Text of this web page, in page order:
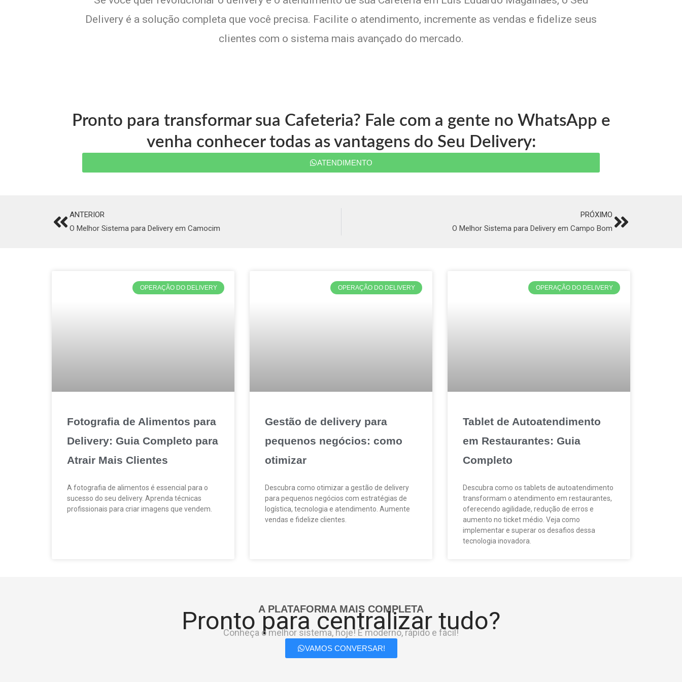
Delivery é a solução completa que você precisa. Facilite o atendimento, incremente as vendas e fidelize seus
clientes com o sistema mais avançado do mercado.
Pronto para transformar sua Cafeteria? Fale com a gente no WhatsApp e
venha conhecer todas as vantagens do Seu Delivery:
ATENDIMENTO
PrevANTERIOR
O Melhor Sistema para Delivery em Camocim
PRÓXIMO
O Melhor Sistema para Delivery em Campo Bom Next
OPERAÇÃO DO DELIVERY
Fotografia de Alimentos para
Delivery: Guia Completo para
Atrair Mais Clientes
A fotografia de alimentos é essencial para o
sucesso do seu delivery. Aprenda técnicas
profissionais para criar imagens que vendem.
OPERAÇÃO DO DELIVERY
Gestão de delivery para
pequenos negócios: como
otimizar
Descubra como otimizar a gestão de delivery
para pequenos negócios com estratégias de
logística, tecnologia e atendimento. Aumente
vendas e fidelize clientes.
OPERAÇÃO DO DELIVERY
Tablet de Autoatendimento
em Restaurantes: Guia
Completo
Descubra como os tablets de autoatendimento
transformam o atendimento em restaurantes,
oferecendo agilidade, redução de erros e
aumento no ticket médio. Veja como
implementar e superar os desafios dessa
tecnologia inovadora.
A PLATAFORMA MAIS COMPLETA
Pronto para centralizar tudo?
Conheça o melhor sistema, hoje! É moderno, rápido e fácil!
VAMOS CONVERSAR!